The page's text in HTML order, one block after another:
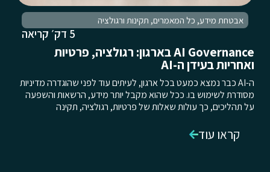
אבטחת מידע, כל המאמרים, תקינות ורגולציה
5 דק׳ קריאה
AI Governance בארגון: רגולציה, פרטיות
ואחריות בעידן ה-AI
ה-AI כבר נמצא כמעט בכל ארגון, לעיתים עוד לפני שהוגדרה מדיניות
מסודרת לשימוש בו. ככל שהוא מקבל יותר מידע, הרשאות והשפעה
על תהליכים, כך עולות שאלות של פרטיות, רגולציה, תקינה
קראו עוד